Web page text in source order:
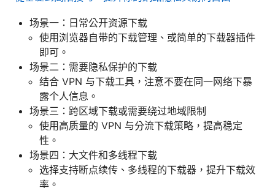
场景一：日常公开资源下载
使用浏览器自带的下载管理、或简单的下载器插件
即可。
场景二：需要隐私保护的下载
结合 VPN 与下载工具，注意不要在同一网络下暴
露个人信息。
场景三：跨区域下载或需要绕过地域限制
使用高质量的 VPN 与分流下载策略，提高稳定
性。
场景四：大文件和多线程下载
选择支持断点续传、多线程的下载器，提升下载效
率。